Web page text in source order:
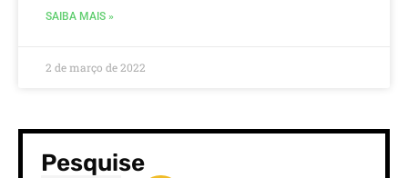
SAIBA MAIS »
2 de março de 2022
Pesquise